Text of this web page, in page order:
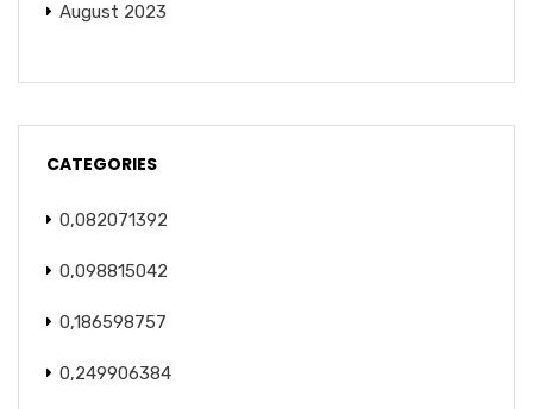
August 2023
CATEGORIES
0,082071392
0,098815042
0,186598757
0,249906384